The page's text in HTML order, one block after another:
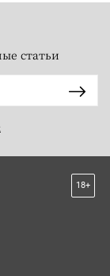
статьи
18+